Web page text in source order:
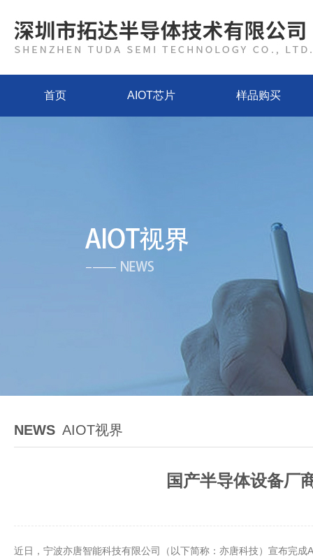
首页 AIOT芯片 样品购买
NEWS AIOT视界
国产半导体设备厂
近日，宁波亦唐智能科技有限公司（以下简称：亦唐科技）宣布完成